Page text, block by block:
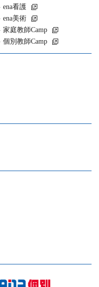
ena看護
ena美術
家庭教師Camp
個別教師Camp